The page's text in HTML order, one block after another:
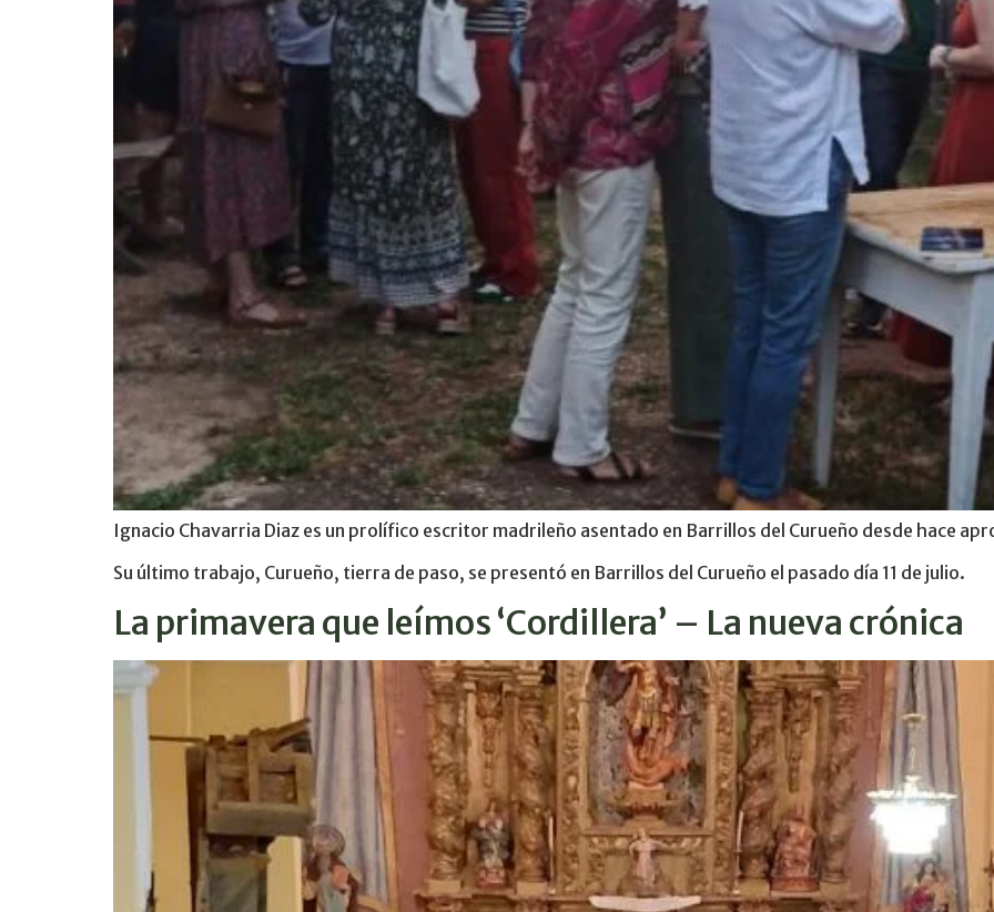
Ignacio Chavarria Diaz es un prolífico escritor madrileño asentado en Barrillos del Curueño desde hace
Su último trabajo, Curueño, tierra de paso, se presentó en Barrillos del Curueño el pasado día 11 de julio.
La primavera que leímos ‘Cordillera’ – La nueva crónica